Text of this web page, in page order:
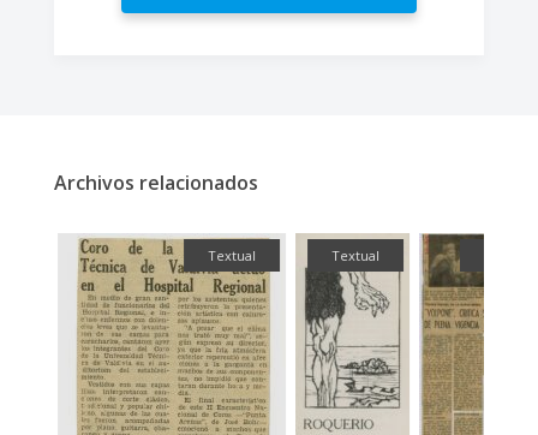
Archivos relacionados
Textual Textual